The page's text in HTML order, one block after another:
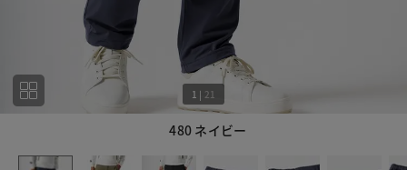
480 ネイビー
1 | 21
1